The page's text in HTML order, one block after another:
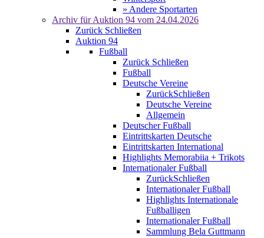
» Andere Sportarten
Archiv für Auktion 94 vom 24.04.2026
Zurück Schließen
Auktion 94
Fußball
Zurück Schließen
Fußball
Deutsche Vereine
ZurückSchließen
Deutsche Vereine
Allgemein
Deutscher Fußball
Eintrittskarten Deutsche
Eintrittskarten International
Highlights Memorabiia + Trikots
Internationaler Fußball
ZurückSchließen
Internationaler Fußball
Highlights Internationale
Fußballigen
Internationaler Fußball
Sammlung Bela Guttmann